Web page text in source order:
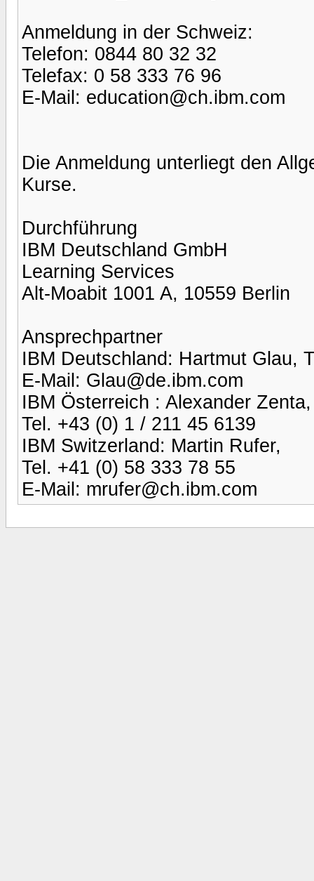
Anmeldung in der Schweiz:
Telefon: 0844 80 32 32
Telefax: 0 58 333 76 96
E-Mail: education@ch.ibm.com
Die Anmeldung unterliegt den
Kurse.
Durchführung
IBM Deutschland GmbH
Learning Services
Alt-Moabit 1001 A, 10559 Berlin
Ansprechpartner
IBM Deutschland: Hartmut Glau,
E-Mail: Glau@de.ibm.com
IBM Österreich : Alexander Zenta,
Tel. +43 (0) 1 / 211 45 6139
IBM Switzerland: Martin Rufer,
Tel. +41 (0) 58 333 78 55
E-Mail: mrufer@ch.ibm.com